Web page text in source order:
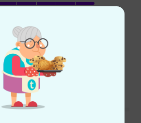
pickup to my Irish
amazing through a decent acoustic
faithful sound with very little
Slightly microphonic, but that gives
ANMÄL RECENSION